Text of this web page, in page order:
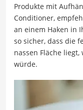
Produkte mit
Conditioner,
an einem Haken in
so sicher, dass die
nassen Fläche
würde.